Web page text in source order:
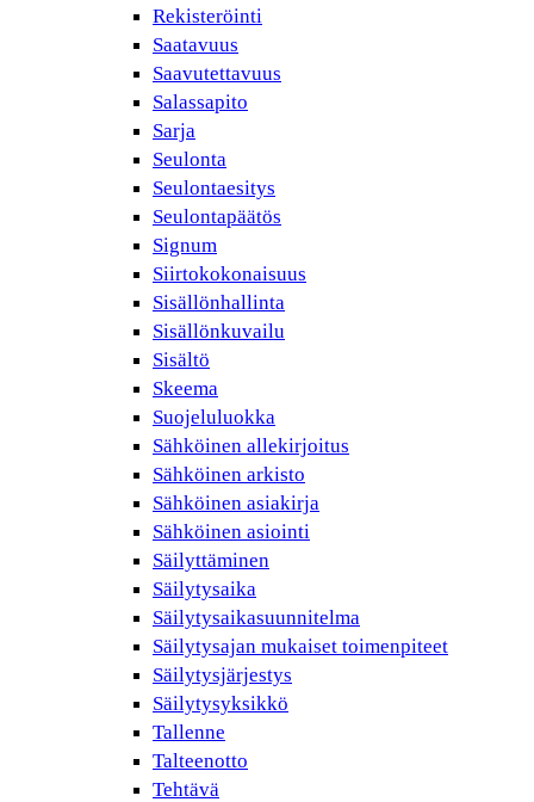
Rekisteröinti
Saatavuus
Saavutettavuus
Salassapito
Sarja
Seulonta
Seulontaesitys
Seulontapäätös
Signum
Siirtokokonaisuus
Sisällönhallinta
Sisällönkuvailu
Sisältö
Skeema
Suojeluluokka
Sähköinen allekirjoitus
Sähköinen arkisto
Sähköinen asiakirja
Sähköinen asiointi
Säilyttäminen
Säilytysaika
Säilytysaikasuunnitelma
Säilytysajan mukaiset toimenpiteet
Säilytysjärjestys
Säilytysyksikkö
Tallenne
Talteenotto
Tehtävä